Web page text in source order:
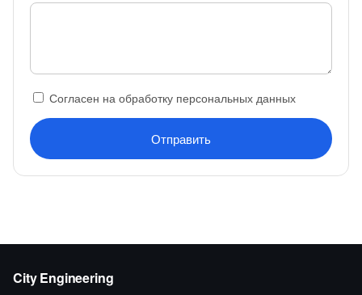
Согласен на обработку персональных данных
Отправить
City Engineering